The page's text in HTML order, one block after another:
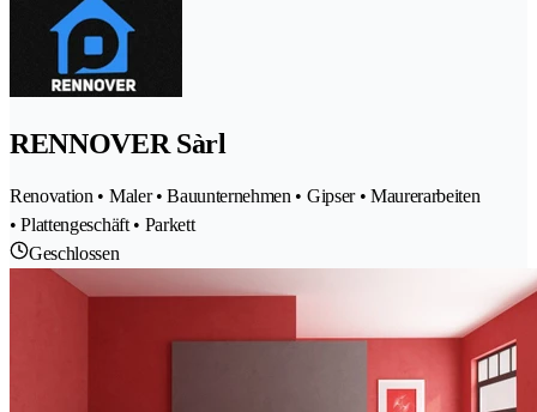
RENNOVER Sàrl
Renovation • Maler • Bauunternehmen • Gipser • Maurerarbeiten
• Plattengeschäft • Parkett
Geschlossen